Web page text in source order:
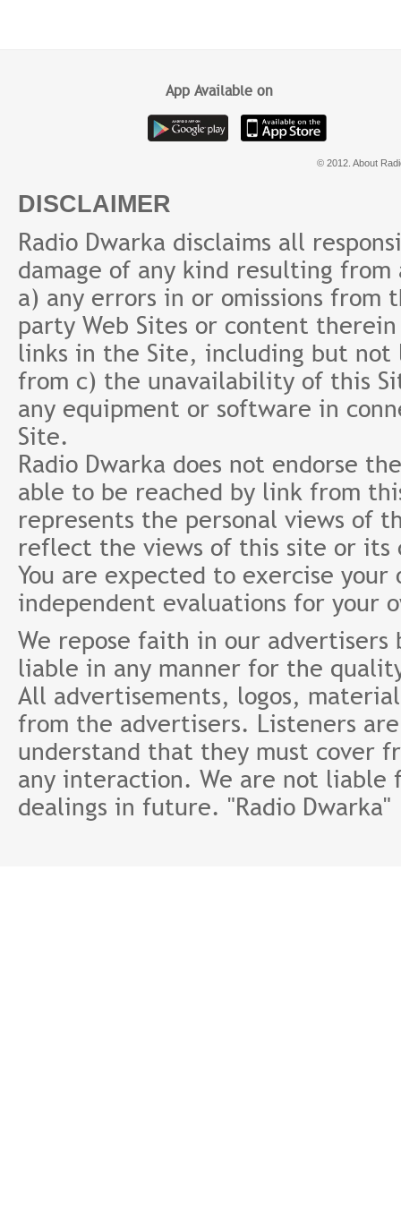
App Available on
© 2012. About
DISCLAIMER
Radio Dwarka disclaims all
damage of any kind resulting
a) any errors in or omissions
party Web Sites or content
links in the Site, including but
from c) the unavailability of this
any equipment or software in
Site.
Radio Dwarka does not endorse
able to be reached by link from
represents the personal views of
reflect the views of this site or its
You are expected to exercise
independent evaluations for your
We repose faith in our
liable in any manner for the
All advertisements, logos,
from the advertisers. Listeners
understand that they must cover
any interaction. We are not
dealings in future. "Radio Dwarka"